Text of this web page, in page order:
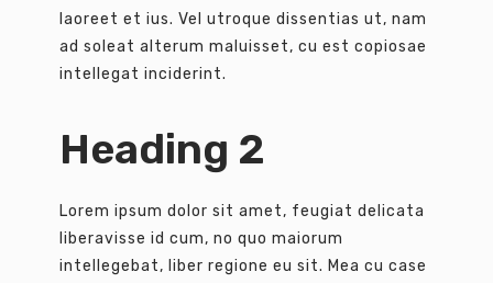
laoreet et ius. Vel utroque dissentias ut, nam
ad soleat alterum maluisset, cu est copiosae
intellegat inciderint.
Heading 2
Lorem ipsum dolor sit amet, feugiat delicata
liberavisse id cum, no quo maiorum
intellegebat, liber regione eu sit. Mea cu case